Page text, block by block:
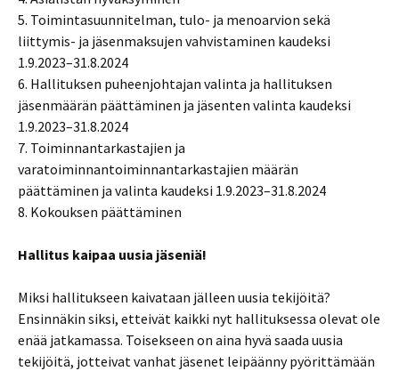
5. Toimintasuunnitelman, tulo- ja menoarvion sekä
liittymis- ja jäsenmaksujen vahvistaminen kaudeksi
1.9.2023–31.8.2024
6. Hallituksen puheenjohtajan valinta ja hallituksen
jäsenmäärän päättäminen ja jäsenten valinta kaudeksi
1.9.2023–31.8.2024
7. Toiminnantarkastajien ja
varatoiminnantoiminnantarkastajien määrän
päättäminen ja valinta kaudeksi 1.9.2023–31.8.2024
8. Kokouksen päättäminen
Hallitus kaipaa uusia jäseniä!
Miksi hallitukseen kaivataan jälleen uusia tekijöitä?
Ensinnäkin siksi, etteivät kaikki nyt hallituksessa olevat ole
enää jatkamassa. Toisekseen on aina hyvä saada uusia
tekijöitä, jotteivat vanhat jäsenet leipäänny pyörittämään